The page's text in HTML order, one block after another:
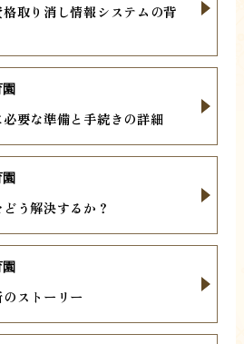
取り消し情報システムの背
要な準備と手続きの詳細
う解決するか？
ストーリー